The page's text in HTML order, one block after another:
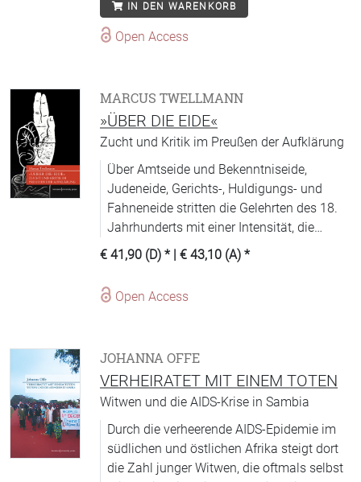
Mittäter verschob, ohne die die Einleitung
der -Endlösung- in Frankreich nicht
möglich gewesen wäre. Ab September
und verabredet umzusetzen, und die SS ist
außerstande, den sich versteifenden
passiven Widerstand zu brechen. Der Fall
zeigt exemplarisch, dass Moral nicht
machtlos ist, wenn es um Völkermord geht.
Moralische Normen werden zum
Machtfaktor, so die These, wenn
zusammentreffen und Schlüsselakteure die
politische Opportunitätskalkül der
IN DEN WARENKORB
Open Access
MARCUS TWELLMANN
»ÜBER DIE EIDE«
Zucht und Kritik im Preußen der Aufklärung
Über Amtseide und Bekenntniseide,
Judeneide, Gerichts-, Huldigungs- und
Fahneneide stritten die Gelehrten des 18.
Jahrhunderts mit einer Intensität, die
zunächst überrascht. Aber gerade hier
zeigt sich die Aktualität der Aufklärung.
€ 41,90 (D) * | € 43,10 (A) *
Open Access
JOHANNA OFFE
VERHEIRATET MIT EINEM TOTEN
Witwen und die AIDS-Krise in Sambia
Durch die verheerende AIDS-Epidemie im
südlichen und östlichen Afrika steigt dort
die Zahl junger Witwen, die oftmals selbst